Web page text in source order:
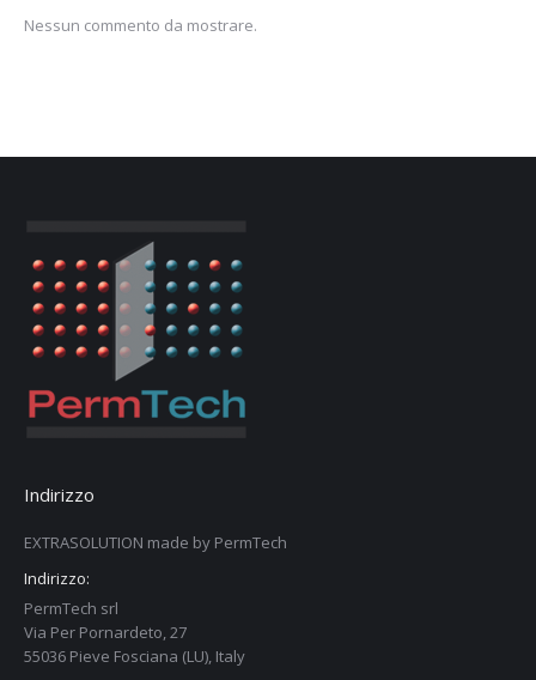
Nessun commento da mostrare.
Indirizzo
EXTRASOLUTION made by PermTech
Indirizzo:
PermTech srl
Via Per Pornardeto, 27
55036 Pieve Fosciana (LU), Italy